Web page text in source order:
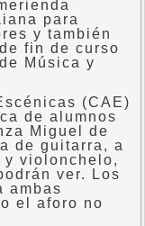
para
y también
fin de curso
Música y
(CAE)
de alumnos
Miguel de
de guitarra, a
y violonchelo,
ver. Los
ambas
el aforo no